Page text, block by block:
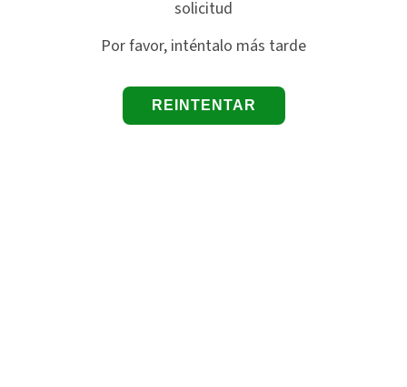
solicitud
Por favor, inténtalo más tarde
REINTENTAR